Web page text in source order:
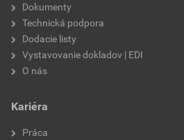
Dokumenty
Technická podpora
Dodacie listy
Vystavovanie dokladov | EDI
O nás
Kariéra
Práca